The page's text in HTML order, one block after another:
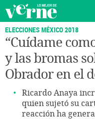
ELECCIONES MÉXICO 2018
“Cuídame
y las bromas
Obrador en el
Ricardo Anaya
quien sujetó su
reacción ha